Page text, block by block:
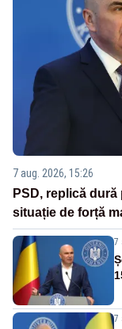
7 aug. 2026, 15:26
PSD, replică
situație de forță
7
7